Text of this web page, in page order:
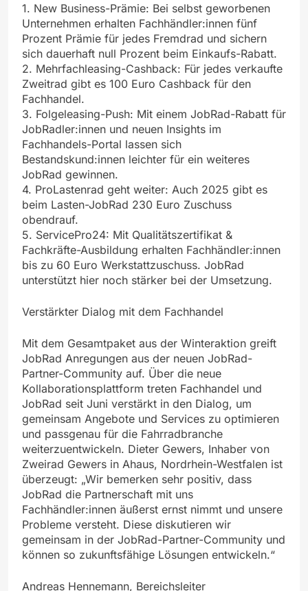
1. New Business-Prämie: Bei selbst geworbenen
Unternehmen erhalten Fachhändler:innen fünf
Prozent Prämie für jedes Fremdrad und sichern
sich dauerhaft null Prozent beim Einkaufs-Rabatt.
2. Mehrfachleasing-Cashback: Für jedes verkaufte
Zweitrad gibt es 100 Euro Cashback für den
Fachhandel.
3. Folgeleasing-Push: Mit einem JobRad-Rabatt für
JobRadler:innen und neuen Insights im
Fachhandels-Portal lassen sich
Bestandskund:innen leichter für ein weiteres
JobRad gewinnen.
4. ProLastenrad geht weiter: Auch 2025 gibt es
beim Lasten-JobRad 230 Euro Zuschuss
obendrauf.
5. ServicePro24: Mit Qualitätszertifikat &
Fachkräfte-Ausbildung erhalten Fachhändler:innen
bis zu 60 Euro Werkstattzuschuss. JobRad
unterstützt hier noch stärker bei der Umsetzung.
Verstärkter Dialog mit dem Fachhandel
Mit dem Gesamtpaket aus der Winteraktion greift
JobRad Anregungen aus der neuen JobRad-
Partner-Community auf. Über die neue
Kollaborationsplattform treten Fachhandel und
JobRad seit Juni verstärkt in den Dialog, um
gemeinsam Angebote und Services zu optimieren
und passgenau für die Fahrradbranche
weiterzuentwickeln. Dieter Gewers, Inhaber von
Zweirad Gewers in Ahaus, Nordrhein-Westfalen ist
überzeugt: „Wir bemerken sehr positiv, dass
JobRad die Partnerschaft mit uns
Fachhändler:innen äußerst ernst nimmt und unsere
Probleme versteht. Diese diskutieren wir
gemeinsam in der JobRad-Partner-Community und
können so zukunftsfähige Lösungen entwickeln.“
Andreas Hennemann, Bereichsleiter